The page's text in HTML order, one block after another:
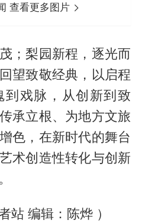
查看更多图片
；梨园新程，逐光而
望致敬经典，以启程
戏脉，从创新到致
承立根、为地方文旅
色，在新时代的舞台
术创造性转化与创新
站 编辑：陈烨 ）